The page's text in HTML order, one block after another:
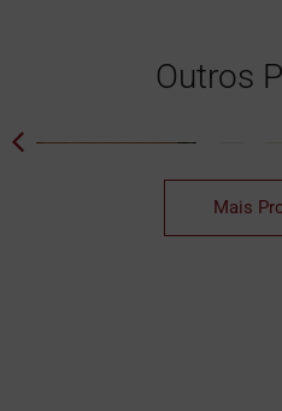
Outros
Mais